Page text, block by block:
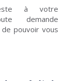
à votre
demande
pouvoir vous